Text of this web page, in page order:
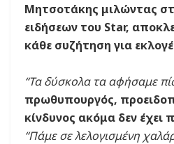
Μητσοτάκης μιλώντας
ειδήσεων του Star,
κάθε συζήτηση για
“Τα δύσκολα τα αφήσαμε
πρωθυπουργός,
κίνδυνος ακόμα δεν έχει
“Πάμε σε λελογισμένη